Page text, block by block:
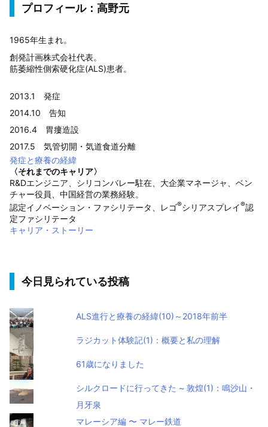
プロフィール：高野元
1965年生まれ。
創発計画株式会社代表。
筋萎縮性側索硬化症(ALS)患者。
2013.1 発症
2014.10 告知
2016.4 胃瘻造設
2017.5 気管切開・気道食道分離
発症と療養の経緯
〈それまでのキャリア〉
R&Dエンジニア、シリコンバレー駐在、大企業マネージャ、ベン
チャー役員、中国経営の業務経験。
認定イノベーション・ファシリテータ、レゴ®シリアスプレイ®認
定ファシリテータ
キャリア・ストーリー
今日見られている投稿
ALS進行と療養の経緯(10)～2018年前半
ラジカット体験記(1)：概要と私の理解
61歳になりました
シルクロードに行ってきた ~ 敦煌(1)：鳴沙山・
月牙泉
マレーシア編 〜 マレー鉄道